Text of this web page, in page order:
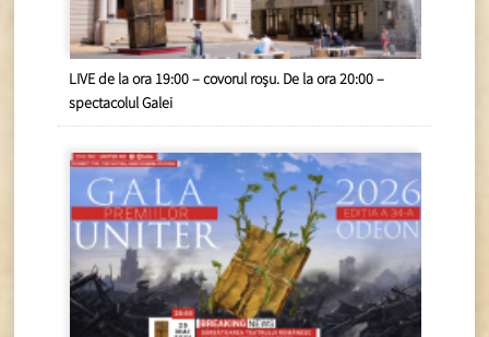
LIVE de la ora 19:00 – covorul roșu. De la ora 20:00 –
spectacolul Galei